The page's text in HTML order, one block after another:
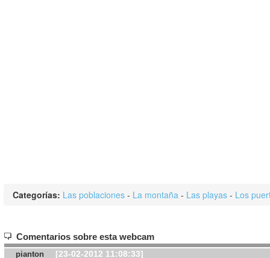
Categorías: Las poblaciones - La montaña - Las playas - Los
Comentarios sobre esta webcam
pianton [23-02-2012 11:08:33]